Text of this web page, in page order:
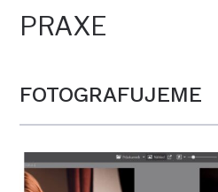
PRAXE
FOTOGRAFUJEME